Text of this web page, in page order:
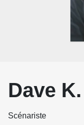
Dave
Scénariste